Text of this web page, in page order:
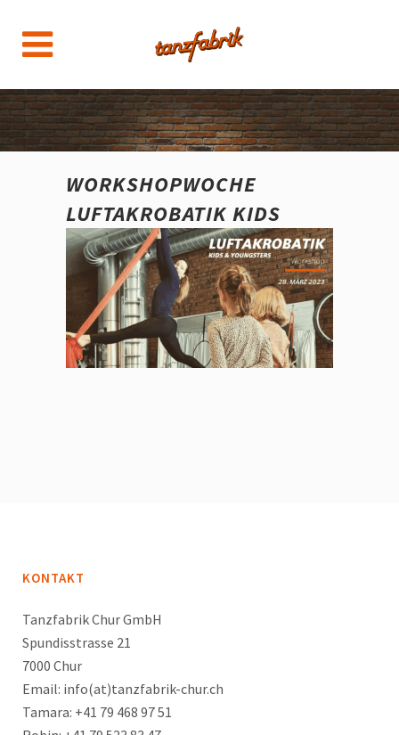
WORKSHOPWOCHE
LUFTAKROBATIK KIDS
KONTAKT
Tanzfabrik Chur GmbH
Spundisstrasse 21
7000 Chur
Email: info(at)tanzfabrik-chur.ch
Tamara: +41 79 468 97 51